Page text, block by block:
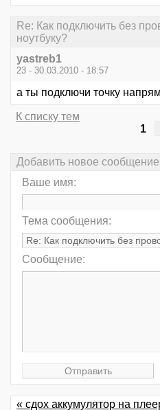
Re: Как подключить без
ноутбуку?
yastreb1
23 - 30.03.2010 - 18:57
а ты подключи точку
К списку тем
1
Добавить новое сообщение
Ваше имя:
Тема сообщения:
Сообщение:
« сдох аккумулятор на